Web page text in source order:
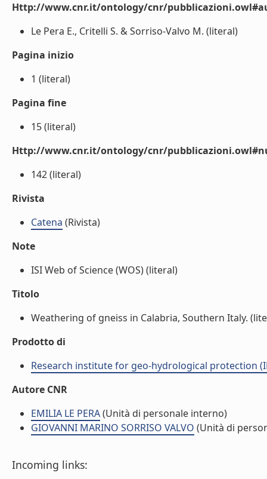
Http://www.cnr.it/ontology/cnr/
Le Pera E., Critelli S. & Sorriso-Valvo M. (literal)
Pagina inizio
1 (literal)
Pagina fine
15 (literal)
Http://www.cnr.it/ontology/cnr/
142 (literal)
Rivista
Catena (Rivista)
Note
ISI Web of Science (WOS) (literal)
Titolo
Weathering of gneiss in Calabria, Southern Italy.
Prodotto di
Research institute for geo-hydrological protection
Autore CNR
EMILIA LE PERA(Unità di personale interno)
GIOVANNI MARINO SORRISO VALVO (Unità di
Incoming links: